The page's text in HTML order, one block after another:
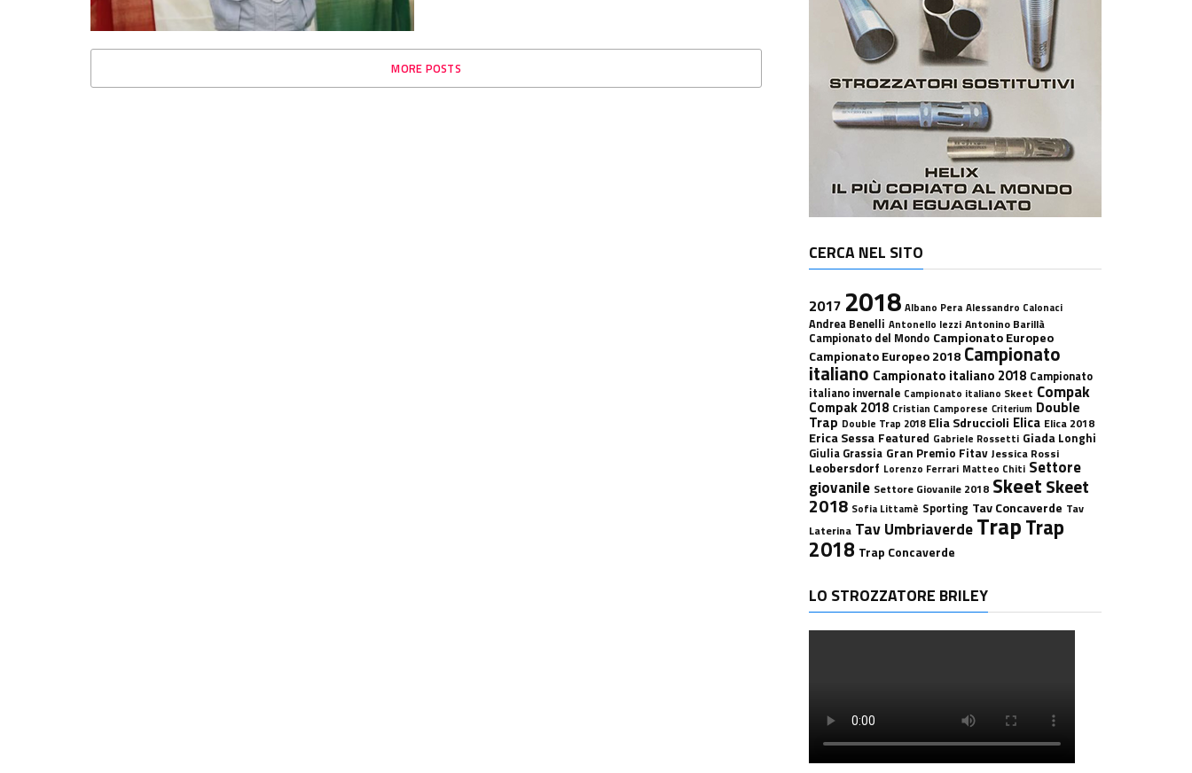
MORE POSTS
CERCA NEL SITO
2017 2018 Albano Pera Alessandro Calonaci
Andrea Benelli Antonello Iezzi Antonino Barillà
Campionato del Mondo Campionato Europeo
Campionato Europeo 2018 Campionato
italiano Campionato italiano 2018 Campionato
italiano invernale Campionato italiano Skeet Compak
Compak 2018 Cristian Camporese Criterium Double
Trap Double Trap 2018 Elia Sdruccioli Elica Elica 2018
Erica Sessa Featured Gabriele Rossetti Giada Longhi
Giulia Grassia Gran Premio Fitav Jessica Rossi
Leobersdorf Lorenzo Ferrari Matteo Chiti Settore
giovanile Settore Giovanile 2018 SkeetSkeet
2018 Sofia Littamè Sporting Tav Concaverde Tav
Laterina Tav UmbriaverdeTrapTrap
2018 Trap Concaverde
LO STROZZATORE BRILEY